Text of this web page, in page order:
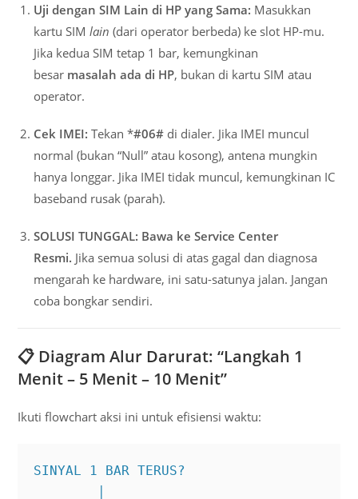
Uji dengan SIM Lain di HP yang Sama: Masukkan
kartu SIMlain (dari operator berbeda) ke slot HP-mu.
Jika kedua SIM tetap 1 bar, kemungkinan
besar masalah ada di HP, bukan di kartu SIM atau
operator.
Cek IMEI: Tekan *#06# di dialer. Jika IMEI muncul
normal (bukan “Null” atau kosong), antena mungkin
hanya longgar. Jika IMEI tidak muncul, kemungkinan IC
baseband rusak (parah).
SOLUSI TUNGGAL: Bawa ke Service Center
Resmi. Jika semua solusi di atas gagal dan diagnosa
mengarah ke hardware, ini satu-satunya jalan. Jangan
coba bongkar sendiri.
📋 Diagram Alur Darurat: “Langkah 1
Menit – 5 Menit – 10 Menit”
Ikuti flowchart aksi ini untuk efisiensi waktu:
SINYAL 1 BAR TERUS?